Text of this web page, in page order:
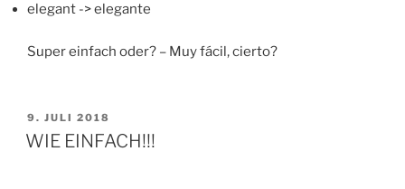
elegant -> elegante
Super einfach oder? – Muy fácil, cierto?
VERÖFFENTLICHT
AM
9. JULI 2018
WIE EINFACH!!!